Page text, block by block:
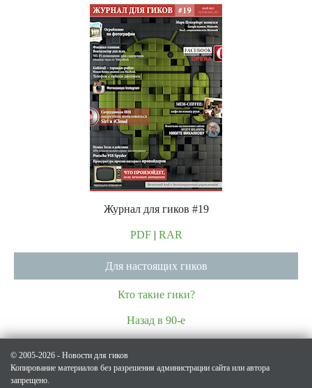
Журнал для гиков #19
PDF| RAR
Для настоящих гиков
Кто такие гики?
Назад в 90-е
© 2005-2026 - Новости для гиков
Копирование материалов без разрешения администрации сайта или автора
запрещено.